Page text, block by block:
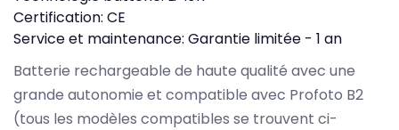
Certification: CE
Service et maintenance: Garantie limitée - 1 an
Batterie rechargeable de haute qualité avec une
grande autonomie et compatible avec Profoto B2
(tous les modèles compatibles se trouvent ci-